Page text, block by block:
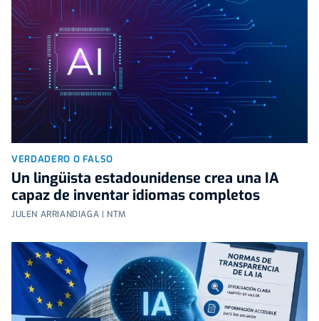
VERDADERO O FALSO
Un lingüista estadounidense crea una IA
capaz de inventar idiomas completos
JULEN ARRIANDIAGA | NTM